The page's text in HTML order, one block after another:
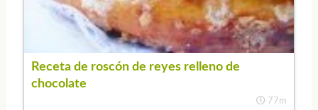
Receta de roscón de reyes relleno de
chocolate
77m